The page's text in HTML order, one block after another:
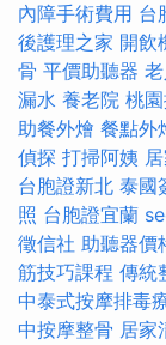
內障手術費用 台
後護理之家 開飲
骨 平價助聽器
漏水 養老院 桃
助餐外燴 餐點外
偵探 打掃阿姨
台胞證新北 泰國
照 台胞證宜蘭
徵信社 助聽器價
筋技巧課程 傳統
中泰式按摩排毒
中按摩整骨 居家